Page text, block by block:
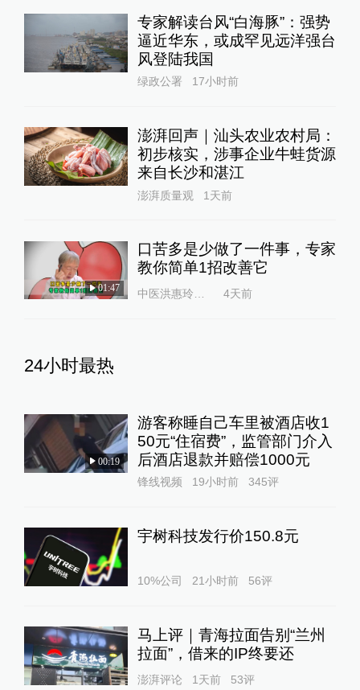
专家解读台风“白海豚”：强势
逼近华东，或成罕见远洋强台
风登陆我国
绿政公署 17小时前
澎湃回声｜汕头农业农村局：
初步核实，涉事企业牛蛙货源
来自长沙和湛江
澎湃质量观 1天前
01:47
口苦多是少做了一件事，专家
教你简单1招改善它
中医洪惠玲大夫 4天前
24小时最热
00:19
游客称睡自己车里被酒店收1
50元“住宿费”，监管部门介入
后酒店退款并赔偿1000元
锋线视频 19小时前 345评
宇树科技发行价150.8元
10%公司 21小时前 56评
马上评｜青海拉面告别“兰州
拉面”，借来的IP终要还
澎湃评论 1天前 53评